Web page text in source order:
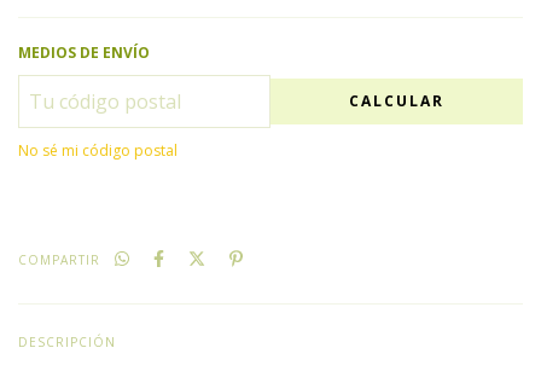
MEDIOS DE ENVÍO
CALCULAR
No sé mi código postal
COMPARTIR
DESCRIPCIÓN